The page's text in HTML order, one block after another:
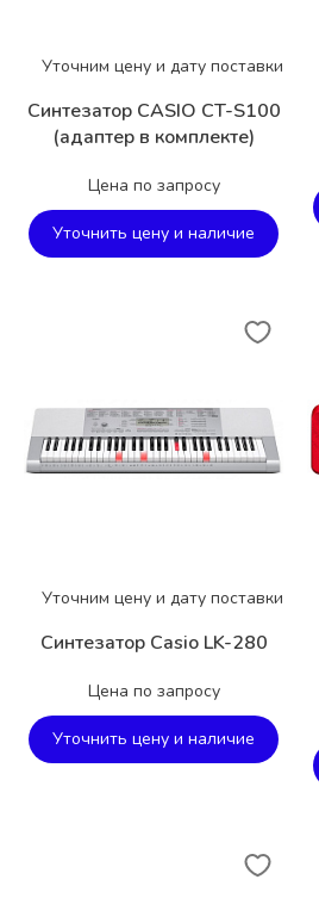
Уточним цену и дату поставки
Синтезатор CASIO CT-S100
(адаптер в комплекте)
Цена по запросу
Уточнить цену и наличие
Уточним цену и дату поставки
Синтезатор Casio LK-280
Цена по запросу
Уточнить цену и наличие